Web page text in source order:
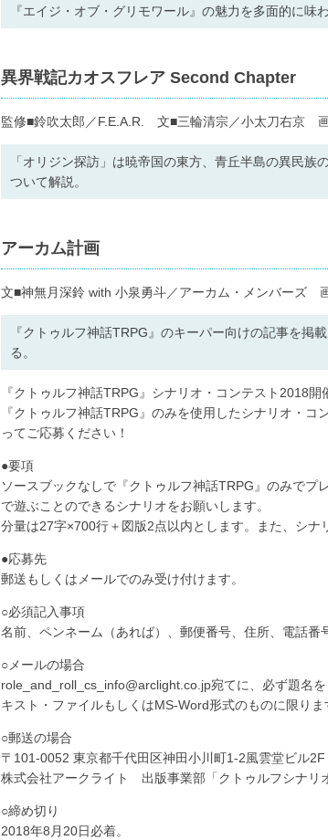
『エイジ・オブ・グリモワール』の魅力を多面的に
異界戦記カオスフレア Second Chapter
監修■鈴吹太郎／F.E.A.R. 文■三輪清宗／小太刀右京
「オリジン探訪」は暁帝国の東方、青丘半島の異民
ついて解説。
アーカム計画
文■神無月深鈴 with 小泉勇斗／アーカム・メンバーズ
『クトゥルフ神話TRPG』のキーパー向けの記事を掲
る。
『クトゥルフ神話TRPG』シナリオ・コンテスト2018開
『クトゥルフ神話TRPG』のみを使用したシナリオ・
ってご応募ください！
●要項
ソースブックなしで『クトゥルフ神話TRPG』のみで
で遊ぶことのできるシナリオをお願いします。
分量は27字×700行＋図版2点以内とします。また、シナ
●応募先
郵送もしくはメールでのみ受け付けます。
○必須記入事項
名前、ペンネーム（あれば）、郵便番号、住所、電話番
○メールの場合
role_and_roll_cs_info@arclight.co.jp宛てに、必ず題名
キスト・ファイルもしくはMS-Word形式のものに限りま
○郵送の場合
〒101-0052 東京都千代田区神田小川町1-2風雲堂ビル2F
株式会社アークライト 出版事業部「クトゥルフシナリ
○締め切り
2018年8月20日必着。